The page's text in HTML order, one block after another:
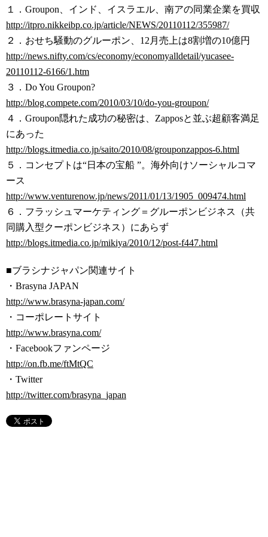
１．Groupon、インド、イスラエル、南アの同業企業を買収
http://itpro.nikkeibp.co.jp/article/NEWS/20110112/355987/
２．おせち騒動のグルーポン、12月売上は8割増の10億円
http://news.nifty.com/cs/economy/economyalldetail/yucasee-
20110112-6166/1.htm
３．Do You Groupon?
http://blog.compete.com/2010/03/10/do-you-groupon/
４．Groupon隠れた成功の秘密は、Zapposと並ぶ超顧客満足
にあった
http://blogs.itmedia.co.jp/saito/2010/08/grouponzappos-6.html
５．コンセプトは“日本の宝船 ”。海外向けソーシャルコマ
ース
http://www.venturenow.jp/news/2011/01/13/1905_009474.html
６．フラッシュマーケティング＝グルーポンビジネス（共
同購入型クーポンビジネス）にあらず
http://blogs.itmedia.co.jp/mikiya/2010/12/post-f447.html
■ブラシナジャパン関連サイト
・Brasyna JAPAN
http://www.brasyna-japan.com/
・コーポレートサイト
http://www.brasyna.com/
・Facebookファンページ
http://on.fb.me/ftMtQC
・Twitter
http://twitter.com/brasyna_japan